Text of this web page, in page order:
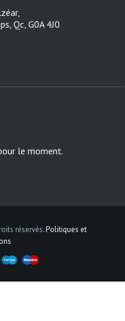
Qc, G0A 4J0
le moment.
réservés.Politiques et